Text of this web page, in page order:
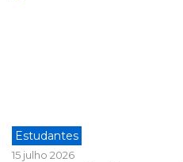
Estudantes
15 julho 2026